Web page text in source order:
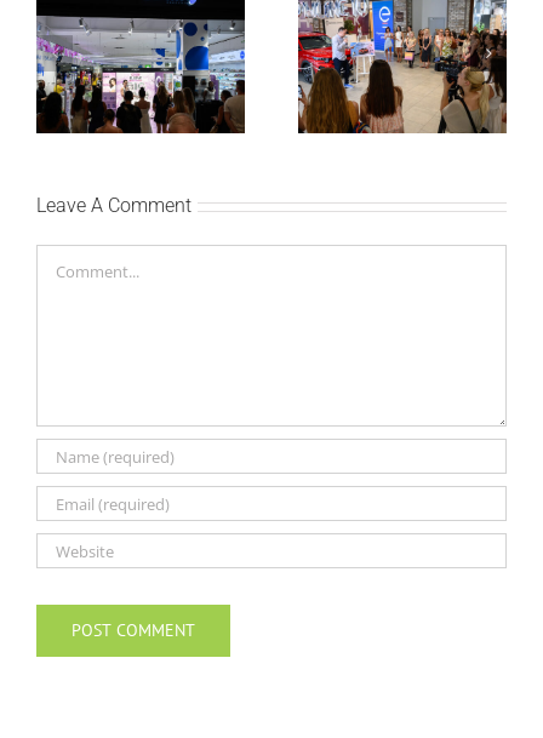
Lilly Drogerie i L’Oréal
Paris Elseve na
Festivalu nege kose
predstavili Collagen
Lifter liniju i popuste do
30 odsto
Lilly Drogerie proslavile
10. online rođendan,
uručile automobil
Citroën C3 i najavile
saradnju sa
šampionkom Andreom
Leave A Comment